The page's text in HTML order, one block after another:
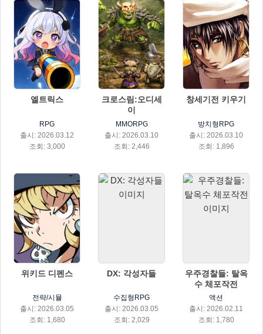
엘트릭스
RPG
출시: 2026.03.12
조회: 3,000
크로스림:오디세
이
MMORPG
출시: 2026.03.10
조회: 2,446
창세기전 키우기
방치형RPG
출시: 2026.03.10
조회: 1,896
위키드 디펜스
전략/시뮬
출시: 2026.03.05
조회: 1,680
DX: 각성자들
수집형RPG
출시: 2026.03.05
조회: 2,029
우주경찰들: 탈옥
수 체포작전
액션
출시: 2026.02.11
조회: 1,780